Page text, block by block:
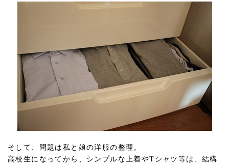
そして、問題は私と娘の洋服の整理。
高校生になってから、シンプルな上着やTシャツ等は、結構